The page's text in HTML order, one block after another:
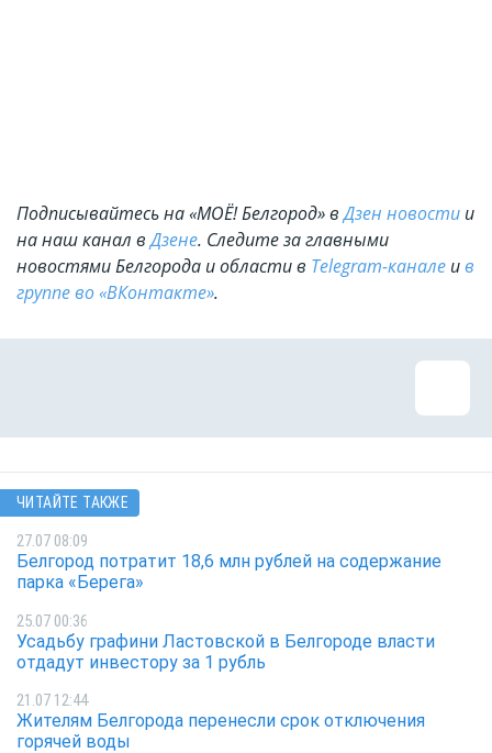
Подписывайтесь на «МОЁ! Белгород» вДзен новости и
на наш канал вДзене. Cледите за главными
новостями Белгорода и области в Telegram-канале ив
группе во «ВКонтакте».
ЧИТАЙТЕ ТАКЖЕ
27.07 08:09
Белгород потратит 18,6 млн рублей на содержание
парка «Берега»
25.07 00:36
Усадьбу графини Ластовской в Белгороде власти
отдадут инвестору за 1 рубль
21.07 12:44
Жителям Белгорода перенесли срок отключения
горячей воды